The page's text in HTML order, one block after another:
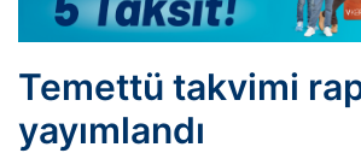
Temettü takvimi
yayımlandı